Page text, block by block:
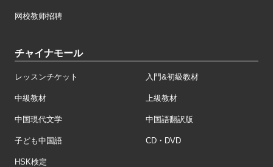
网校教师招聘
チャイナモール
レッスンチケット 入門&初級教材
中級教材 上級教材
中国現代文学 中国語翻訳版
子ども中国語 CD・DVD
HSK検定